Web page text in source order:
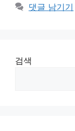
댓글 남기기
검색